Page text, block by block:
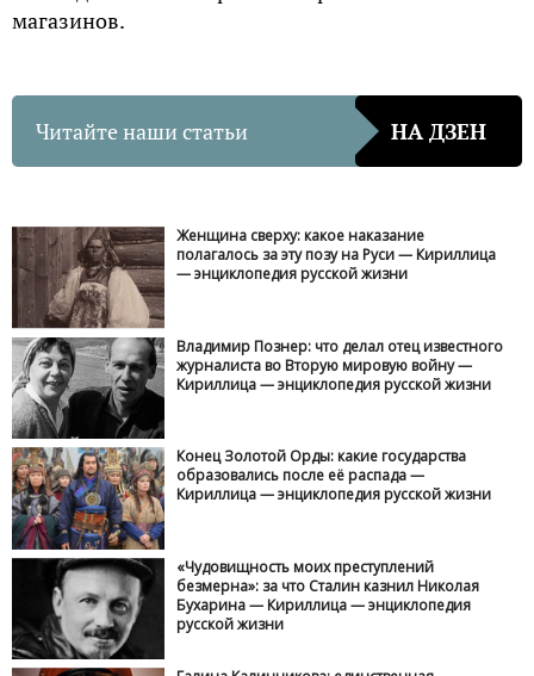
магазинов.
Читайте наши статьи НА ДЗЕН
Женщина сверху: какое наказание
полагалось за эту позу на Руси — Кириллица
— энциклопедия русской жизни
Владимир Познер: что делал отец известного
журналиста во Вторую мировую войну —
Кириллица — энциклопедия русской жизни
Конец Золотой Орды: какие государства
образовались после её распада —
Кириллица — энциклопедия русской жизни
«Чудовищность моих преступлений
безмерна»: за что Сталин казнил Николая
Бухарина — Кириллица — энциклопедия
русской жизни